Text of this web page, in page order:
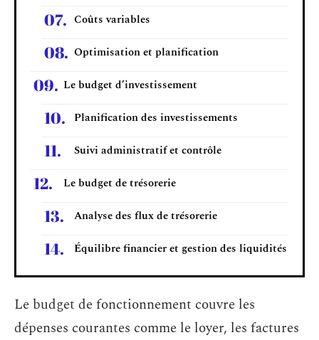
Coûts variables
Optimisation et planification
Le budget d’investissement
Planification des investissements
Suivi administratif et contrôle
Le budget de trésorerie
Analyse des flux de trésorerie
Équilibre financier et gestion des liquidités
Le budget de fonctionnement couvre les
dépenses courantes comme le loyer, les factures